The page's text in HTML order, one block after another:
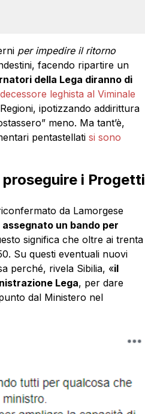
per impedire il ritorno
facendo ripartire un
della Lega diranno di
leghista al Viminale
ipotizzando addirittura
meno. Ma tant’è,
pentastellatisi sono
proseguire i Progetti
da Lamorgese
un bando per
significa che oltre ai trenta
Su questi eventuali nuovi
perché, rivela Sibilia, «il
Lega, per dare
dal Ministero nel